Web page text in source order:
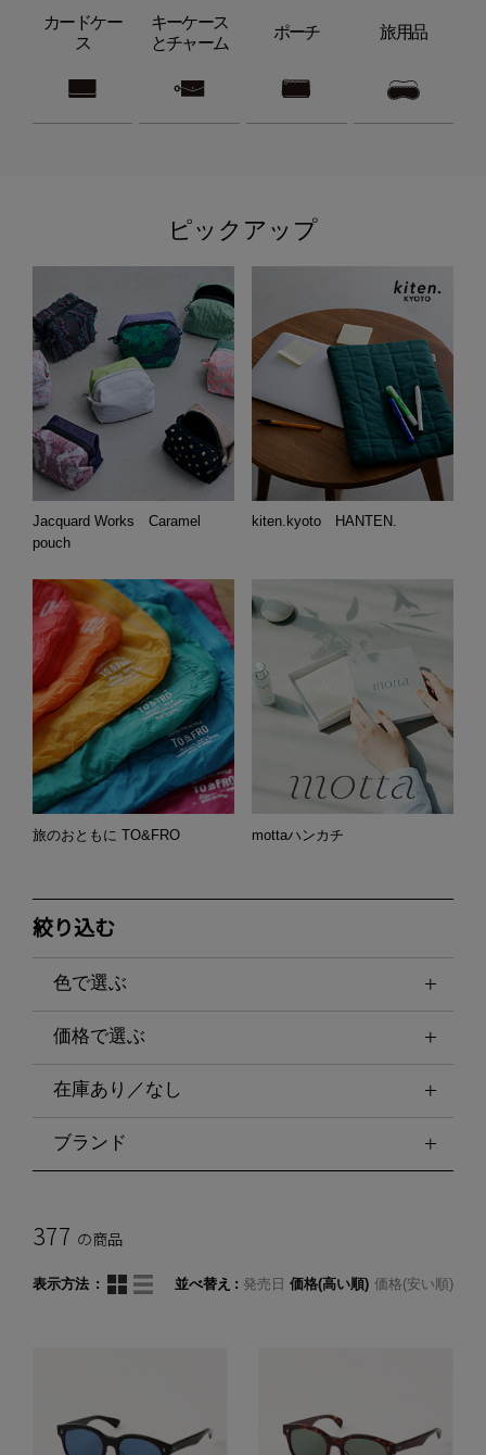
カードケー
ス
キーケース
とチャーム
ポーチ 旅用品
ピックアップ
Jacquard Works Caramel
pouch
kiten.kyoto HANTEN.
旅のおともに TO&FRO mottaハンカチ
絞り込む
色で選ぶ
価格で選ぶ
在庫あり／なし
ブランド
377 の商品
表示方法 並べ替え 発売日 価格(高い順) 価格(安い順)